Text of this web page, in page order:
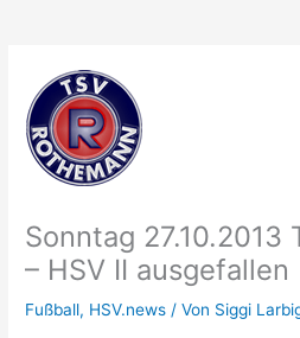
Sonntag 27.10.2013
– HSV II ausgefallen
Fußball, HSV.news / Von Siggi